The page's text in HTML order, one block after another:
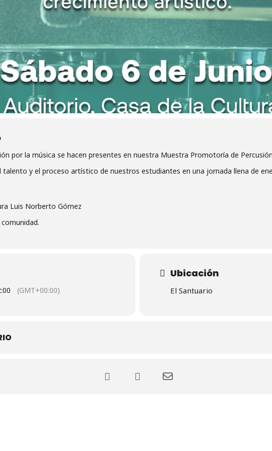
por la música se hacen presentes en nuestra Muestra Promotoría de
y el proceso artístico de nuestros estudiantes en una jornada llena de
Luis Norberto Gómez
(GMT+00:00)
Ubicación
El Santuario